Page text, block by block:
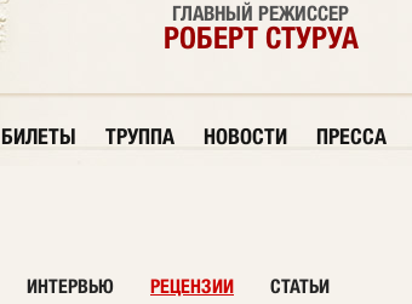
ГЛАВНЫЙ РЕЖИССЕР
РОБЕРТ СТУРУА
БИЛЕТЫ ТРУППА НОВОСТИ ПРЕССА
ИНТЕРВЬЮ РЕЦЕНЗИИ СТАТЬИ